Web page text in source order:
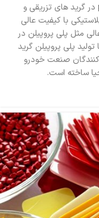
فرایند تولید محصولات پلاستیکی با مواد pp در گرید های تزریقی و
با کیفیت عالی
مثل پلی پروپیلن در
پلی پروپیلن گرید
صنعت خودرو
ساخته است.